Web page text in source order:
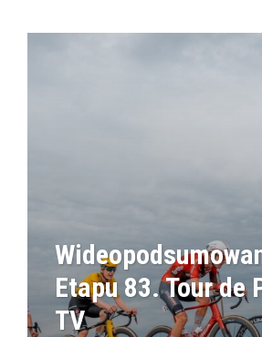
Etapu 83. Tour de
TV